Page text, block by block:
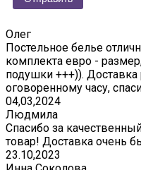
Олег
Постельное белье
комплекта евро -
подушки +++)).
оговоренному часу,
04,03,2024
Людмила
Спасибо за
товар! Доставка очень
23.10,2023